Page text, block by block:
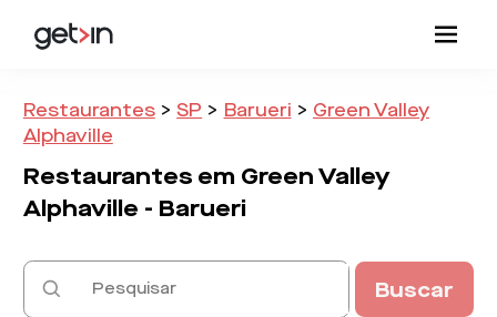
Restaurantes > SP > Barueri > Green Valley
Alphaville
Restaurantes em Green Valley
Alphaville - Barueri
Buscar